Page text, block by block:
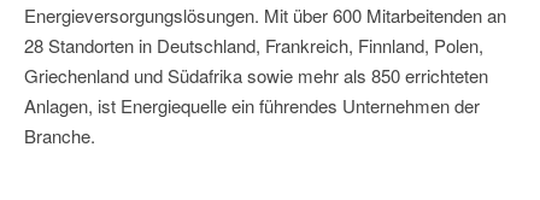
Energieversorgungslösungen. Mit über 600 Mitarbeitenden an
28 Standorten in Deutschland, Frankreich, Finnland, Polen,
Griechenland und Südafrika sowie mehr als 850 errichteten
Anlagen, ist Energiequelle ein führendes Unternehmen der
Branche.